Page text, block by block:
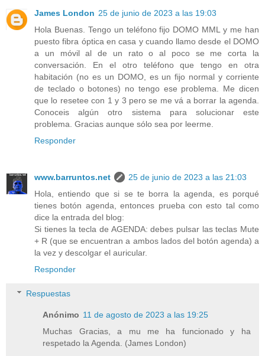
James London 25 de junio de 2023 a las 19:03
Hola Buenas. Tengo un teléfono fijo DOMO MML y me han
puesto fibra óptica en casa y cuando llamo desde el DOMO
a un móvil al de un rato o al poco se me corta la
conversación. En el otro teléfono que tengo en otra
habitación (no es un DOMO, es un fijo normal y corriente
de teclado o botones) no tengo ese problema. Me dicen
que lo resetee con 1 y 3 pero se me vá a borrar la agenda.
Conoceis algún otro sistema para solucionar este
problema. Gracias aunque sólo sea por leerme.
Responder
www.barruntos.net
25 de junio de 2023 a las 21:03
Hola, entiendo que si se te borra la agenda, es porqué
tienes botón agenda, entonces prueba con esto tal como
dice la entrada del blog:
Si tienes la tecla de AGENDA: debes pulsar las teclas Mute
+ R (que se encuentran a ambos lados del botón agenda) a
la vez y descolgar el auricular.
Responder
Respuestas
Anónimo 11 de agosto de 2023 a las 19:25
Muchas Gracias, a mu me ha funcionado y ha
respetado la Agenda. (James London)